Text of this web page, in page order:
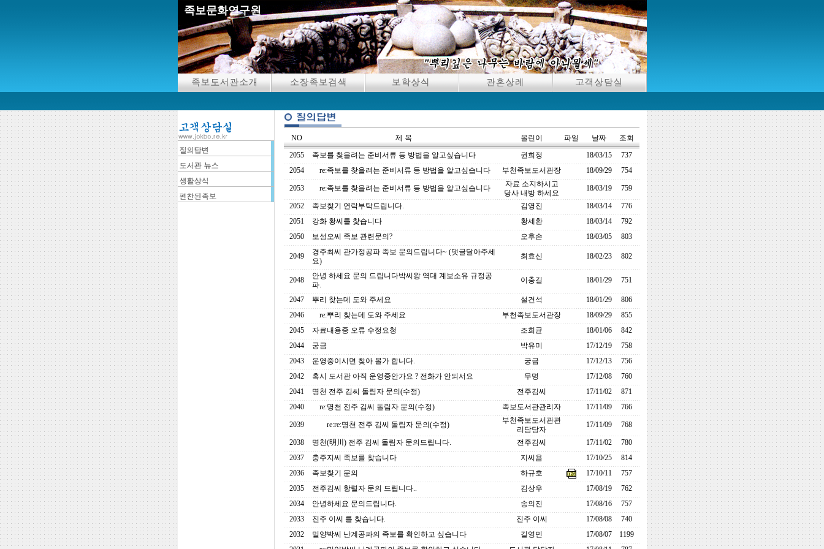
족보문화연구원
NO 제 목 올린이 파일 날짜
조회
2055
족보를 찾을려는 준비서류 등 방법을 알고싶습니다 권희정 18/03/15
737
2054
re:족보를 찾을려는 준비서류 등 방법을 알고싶습니다 부천족보도서관장 18/09/29 754
2053 re:족보를 찾을려는 준비서류 등 방법을 알고싶습니다
자료 소지하시고
당사 내방 하세요
18/03/19 759
2052 족보찾기 연락부탁드립니다. 김영진 18/03/14
776
2051
강화 황씨를 찿습니다 황세환 18/03/14
792
2050
보성오씨 족보 관련문의? 오후손 18/03/05 803
2049
경주최씨 관가정공파 족보 문의드립니다~ (댓글달아주세
요)
최효신 18/02/23 802
2048
안녕 하세요 문의 드립니다박씨왕 역대 계보소유 규정공
파.
이충길 18/01/29 751
2047 뿌리 찾는데 도와 주세요 설건석 18/01/29
806
2046
re:뿌리 찾는데 도와 주세요 부천족보도서관장 18/09/29
855
2045
자료내용중 오류 수정요청 조희균 18/01/06
842
2044
궁금 박유미 17/12/19
758
2043
운영중이시면 찾아 볼가 합니다. 궁금 17/12/13
756
2042
혹시 도서관 아직 운영중안가요 ? 전화가 안되서요 무명 17/12/08
760
2041
명천 전주 김씨 돌림자 문의(수정) 전주김씨 17/11/02
871
2040
re:명천 전주 김씨 돌림자 문의(수정) 족보도서관관리자 17/11/09 766
2039 re:re:명천 전주 김씨 돌림자 문의(수정)
부천족보도서관관
리담당자
17/11/09 768
2038 명천(明川) 전주 김씨 돌림자 문의드립니다. 전주김씨 17/11/02
780
2037
충주지씨 족보를 찾습니다 지씨욤 17/10/25
814
2036
족보찾기 문의 하규호 17/10/11
757
2035
전주김씨 항렬자 문의 드립니다.. 김상우 17/08/19
762
2034
안녕하세요 문의드립니다. 송의진 17/08/16
757
2033
진주 이씨 를 찾습니다. 진주 이씨 17/08/08
740
2032
밀양박씨 난계공파의 족보를 확인하고 싶습니다 길영민 17/08/07
1199